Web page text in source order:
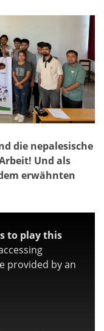
die nepalesische
Und als
erwähnten
to play this
provided by an